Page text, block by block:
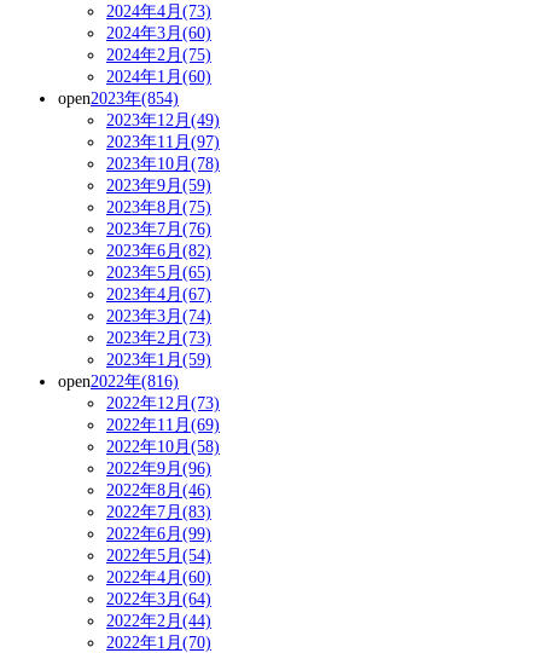
2024年4月(73)
2024年3月(60)
2024年2月(75)
2024年1月(60)
open2023年(854)
2023年12月(49)
2023年11月(97)
2023年10月(78)
2023年9月(59)
2023年8月(75)
2023年7月(76)
2023年6月(82)
2023年5月(65)
2023年4月(67)
2023年3月(74)
2023年2月(73)
2023年1月(59)
open2022年(816)
2022年12月(73)
2022年11月(69)
2022年10月(58)
2022年9月(96)
2022年8月(46)
2022年7月(83)
2022年6月(99)
2022年5月(54)
2022年4月(60)
2022年3月(64)
2022年2月(44)
2022年1月(70)